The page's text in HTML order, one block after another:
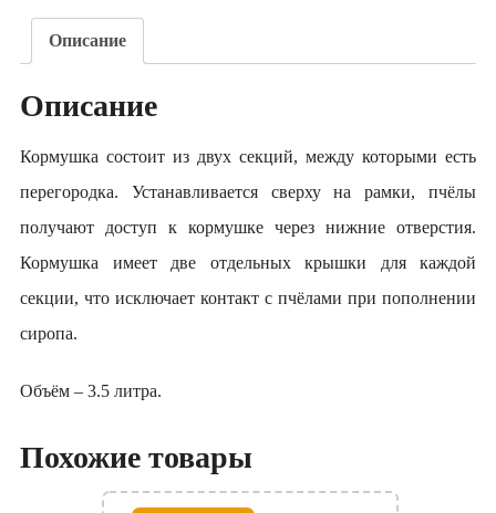
Описание
Описание
Кормушка состоит из двух секций, между которыми есть
перегородка. Устанавливается сверху на рамки, пчёлы
получают доступ к кормушке через нижние отверстия.
Кормушка имеет две отдельных крышки для каждой
секции, что исключает контакт с пчёлами при пополнении
сиропа.
Объём – 3.5 литра.
Похожие товары